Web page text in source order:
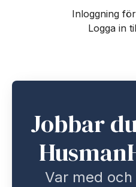
Inloggning
Logga in
Jobbar
Var med